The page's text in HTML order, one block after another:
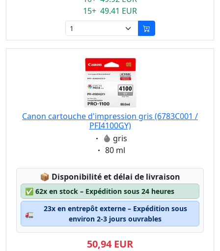
15+ 49.41 EUR
Canon cartouche d'impression gris (6783C001 /
PFI4100GY)
Eigenschaft:
gris
Eigenschaft:
80 ml
📦 Lagerstatus:
Disponibilité et délai de livraison
✅ 62x en stock – Expédition sous 24 heures
🚛
23x en entrepôt externe – Expédition sous
environ 2-3 jours ouvrables
50,94 EUR